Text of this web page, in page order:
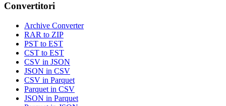
Convertitori
Archive Converter
RAR to ZIP
PST to EST
CST to EST
CSV in JSON
JSON in CSV
CSV in Parquet
Parquet in CSV
JSON in Parquet